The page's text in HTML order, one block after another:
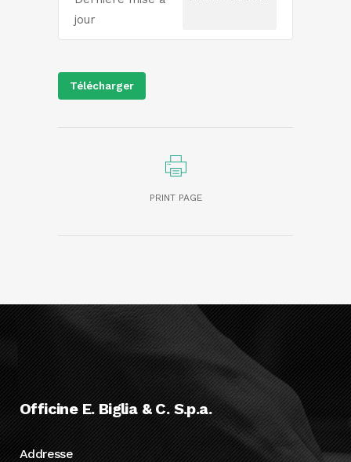
jour
Télécharger
PRINT PAGE
Officine E. Biglia & C. S.p.a.
Addresse